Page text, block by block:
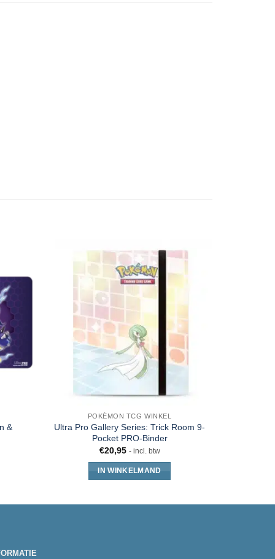
&
POKÉMON TCG WINKEL
Ultra Pro Gallery Series: Trick Room 9-
Pocket PRO-Binder
€20,95 - incl. btw
IN WINKELMAND